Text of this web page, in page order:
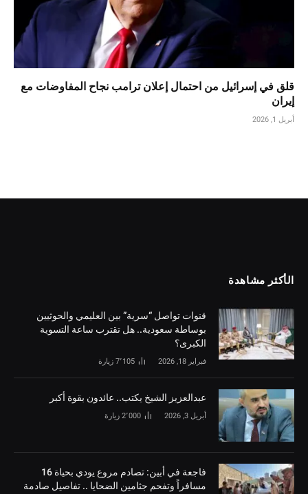
قلق في إسرائيل من احتمال إعلان ترامب نجاح المفاوضات مع
إيران
أبريل 1, 2026
الأكثر مشاهدة
قنوات تواصل “سرية” بين العليمي والحوثيين
بوساطة سعودية.. هل تقترب ساعة التسوية
الكبرى؟
فبراير 18, 2026 7٬105 زيارة
‏عبدالعزيز الشيخ يكتب.. عائدون بقوة أكبر
أبريل 3, 2026 2٬000 زيارة
فاجعة في أبين: تصادم مروع يودي بحياة 16
مسافراً وتفحم جثامين الضحايا .. تفاصيل صادمة